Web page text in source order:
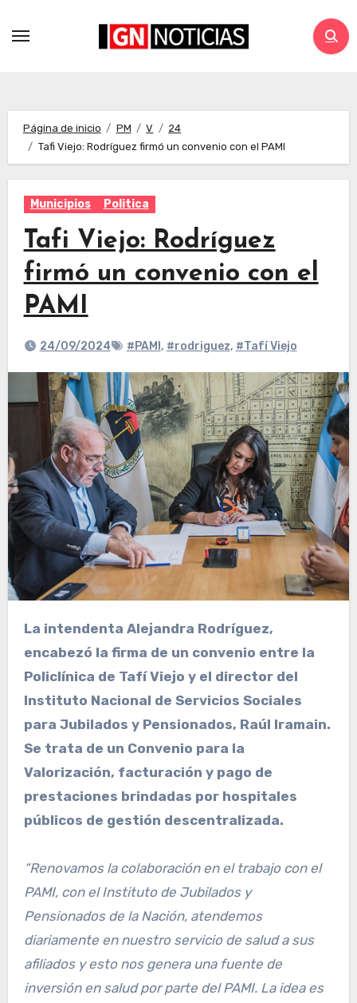
Página de inicio PM V
24
Tafi Viejo: Rodríguez firmó un convenio con el PAMI
Municipios Politica
Tafi Viejo: Rodríguez
firmó un convenio con el
PAMI
24/09/2024 #PAMI , #rodriguez, #Tafí Viejo
La intendenta Alejandra Rodríguez,
encabezó la firma de un convenio entre la
Policlínica de Tafí Viejo y el director del
Instituto Nacional de Servicios Sociales
para Jubilados y Pensionados, Raúl Iramain.
Se trata de un Convenio para la
Valorización, facturación y pago de
prestaciones brindadas por hospitales
públicos de gestión descentralizada.
“Renovamos la colaboración en el trabajo con el
PAMI, con el Instituto de Jubilados y
Pensionados de la Nación, atendemos
diariamente en nuestro servicio de salud a sus
afiliados y esto nos genera una fuente de
inversión en salud por parte del PAMI. La idea es